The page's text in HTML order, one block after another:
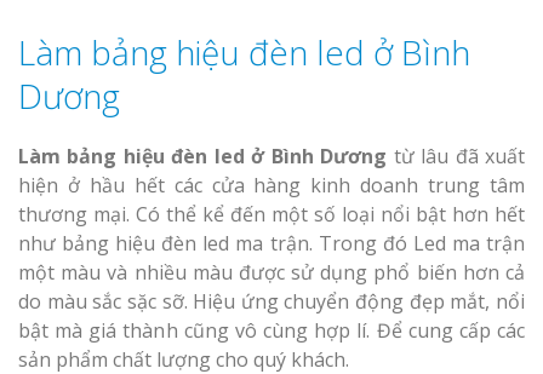
Làm bảng hiệu đèn led ở Bình
Dương
Làm bảng hiệu đèn led ở Bình Dương từ lâu đã xuất
hiện ở hầu hết các cửa hàng kinh doanh trung tâm
thương mại. Có thể kể đến một số loại nổi bật hơn hết
như bảng hiệu đèn led ma trận. Trong đó Led ma trận
một màu và nhiều màu được sử dụng phổ biến hơn cả
do màu sắc sặc sỡ. Hiệu ứng chuyển động đẹp mắt, nổi
bật mà giá thành cũng vô cùng hợp lí. Để cung cấp các
sản phẩm chất lượng cho quý khách.